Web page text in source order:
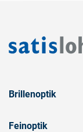
Brillenoptik
Feinoptik